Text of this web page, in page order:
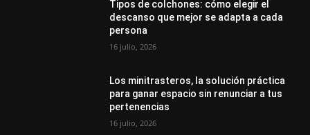
Tipos de colchones: cómo elegir el
descanso que mejor se adapta a cada
persona
16 julio, 2026
Los minitrasteros, la solución práctica
para ganar espacio sin renunciar a tus
pertenencias
16 julio, 2026